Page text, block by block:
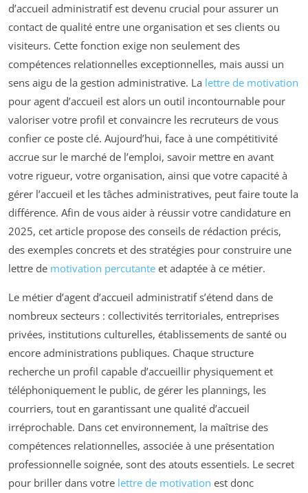
d’accueil administratif est devenu crucial pour assurer un
contact de qualité entre une organisation et ses clients ou
visiteurs. Cette fonction exige non seulement des
compétences relationnelles exceptionnelles, mais aussi un
sens aigu de la gestion administrative. La lettre de motivation
pour agent d’accueil est alors un outil incontournable pour
valoriser votre profil et convaincre les recruteurs de vous
confier ce poste clé. Aujourd’hui, face à une compétitivité
accrue sur le marché de l’emploi, savoir mettre en avant
votre rigueur, votre organisation, ainsi que votre capacité à
gérer l’accueil et les tâches administratives, peut faire toute la
différence. Afin de vous aider à réussir votre candidature en
2025, cet article propose des conseils de rédaction précis,
des exemples concrets et des stratégies pour construire une
lettre de motivation percutante et adaptée à ce métier.
Le métier d’agent d’accueil administratif s’étend dans de
nombreux secteurs : collectivités territoriales, entreprises
privées, institutions culturelles, établissements de santé ou
encore administrations publiques. Chaque structure
recherche un profil capable d’accueillir physiquement et
téléphoniquement le public, de gérer les plannings, les
courriers, tout en garantissant une qualité d’accueil
irréprochable. Dans cet environnement, la maîtrise des
compétences relationnelles, associée à une présentation
professionnelle soignée, sont des atouts essentiels. Le secret
pour briller dans votre lettre de motivation est donc